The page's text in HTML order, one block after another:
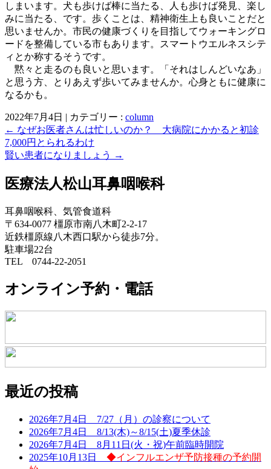
しまいます。犬も歩けば棒に当たる、人も歩けば発見、楽し
みに当たる、です。歩くことは、精神衛生上も良いことだと
思いませんか。市民の健康づくりを目指してウォーキングロ
ードを整備している市もあります。スマートウエルネスシテ
ィとか称するそうです。
黙々と走るのも良いと思います。「それはしんどいなあ」
と思う方、とりあえず歩いてみませんか。心身ともに健康に
なるかも。
2022年7月4日 | カテゴリー : column
投
稿
ビ
ゲ
ー
シ
ョ
ン
← なぜお医者さんは忙しいのか？ 大病院にかかると初診
7,000円とられるわけ
賢い患者になりましょう
→
医療法人松山耳鼻咽喉科
耳鼻咽喉科、気管食道科
〒634-0077 橿原市南八木町2-2-17
近鉄橿原線八木西口駅から徒歩7分。
駐車場22台
TEL 0744-22-2051
オンライン予約・電話
最近の投稿
2026年7月4日 7/27（月）の診察について
2026年7月4日 8/13(木)～8/15(土)夏季休診
2026年7月4日 8月11日(火・祝)午前臨時開院
2025年10月13日 ◆インフルエンザ予防接種の予約開